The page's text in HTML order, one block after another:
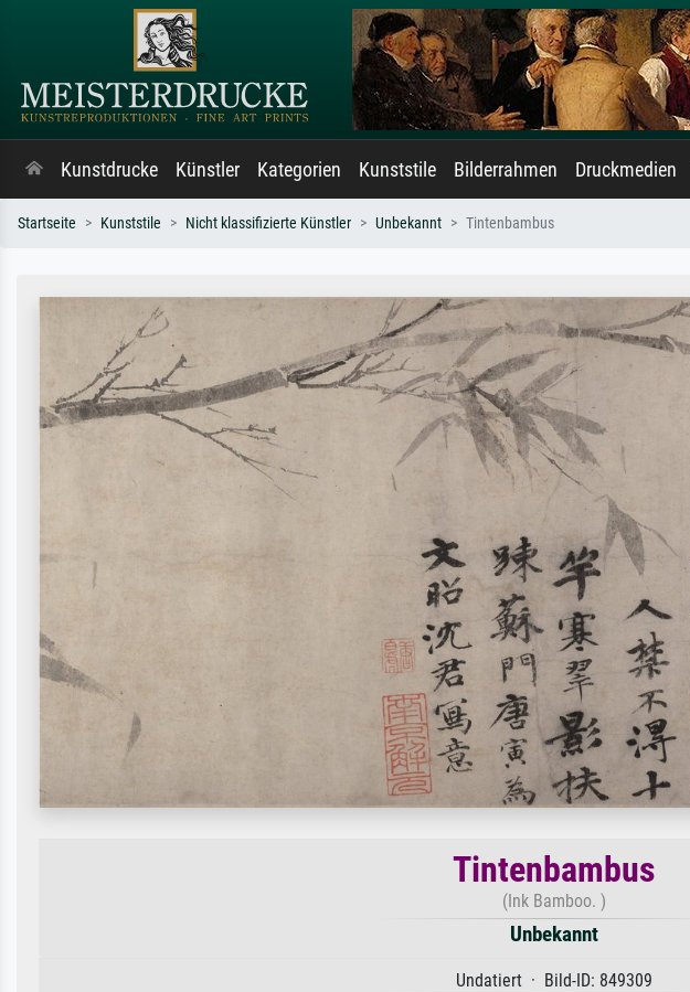
Kunstdrucke Künstler Kategorien Kunststile Bilderrahmen Druckmedien
Startseite Kunststile Nicht klassifizierte Künstler Unbekannt Tintenbambus
Tintenbambus
(Ink Bamboo. )
Unbekannt
Undatiert · Bild-ID: 849309